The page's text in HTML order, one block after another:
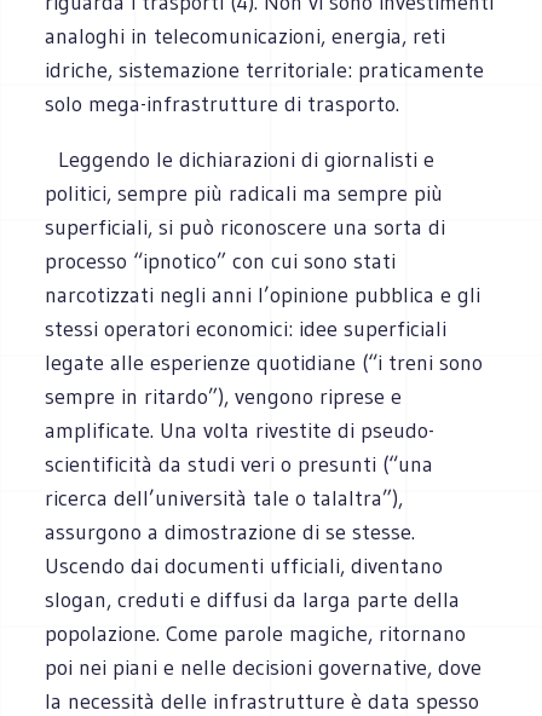
analoghi in telecomunicazioni, energia, reti
idriche, sistemazione territoriale: praticamente
solo mega-infrastrutture di trasporto.
Leggendo le dichiarazioni di giornalisti e
politici, sempre più radicali ma sempre più
superficiali, si può riconoscere una sorta di
processo “ipnotico” con cui sono stati
narcotizzati negli anni l’opinione pubblica e gli
stessi operatori economici: idee superficiali
legate alle esperienze quotidiane (“i treni sono
sempre in ritardo”), vengono riprese e
amplificate. Una volta rivestite di pseudo-
scientificità da studi veri o presunti (“una
ricerca dell’università tale o talaltra”),
assurgono a dimostrazione di se stesse.
Uscendo dai documenti ufficiali, diventano
slogan, creduti e diffusi da larga parte della
popolazione. Come parole magiche, ritornano
poi nei piani e nelle decisioni governative, dove
la necessità delle infrastrutture è data spesso